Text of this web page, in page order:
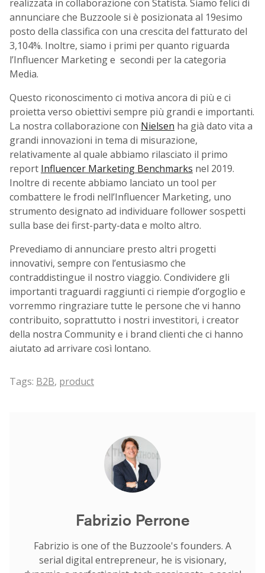
realizzata in collaborazione con Statista. Siamo felici di
annunciare che Buzzoole si è posizionata al 19esimo
posto della classifica con una crescita del fatturato del
3,104%. Inoltre, siamo i primi per quanto riguarda
l’Influencer Marketing e secondi per la categoria
Media.
Questo riconoscimento ci motiva ancora di più e ci
proietta verso obiettivi sempre più grandi e importanti.
La nostra collaborazione con Nielsen ha già dato vita a
grandi innovazioni in tema di misurazione,
relativamente al quale abbiamo rilasciato il primo
report Influencer Marketing Benchmarks nel 2019.
Inoltre di recente abbiamo lanciato un tool per
combattere le frodi nell’Influencer Marketing, uno
strumento designato ad individuare follower sospetti
sulla base dei first-party-data e molto altro.
Prevediamo di annunciare presto altri progetti
innovativi, sempre con l’entusiasmo che
contraddistingue il nostro viaggio. Condividere gli
importanti traguardi raggiunti ci riempie d’orgoglio e
vorremmo ringraziare tutte le persone che vi hanno
contribuito, soprattutto i nostri investitori, i creator
della nostra Community e i brand clienti che ci hanno
aiutato ad arrivare così lontano.
Tags: B2B, product
Fabrizio Perrone
Fabrizio is one of the Buzzoole's founders. A
serial digital entrepreneur, he is visionary,